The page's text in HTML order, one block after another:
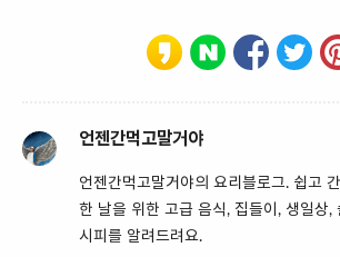
언젠간먹고말거야
언젠간먹고말거야의 요리블로그. 쉽고
한 날을 위한 고급 음식, 집들이, 생일상,
시피를 알려드려요.